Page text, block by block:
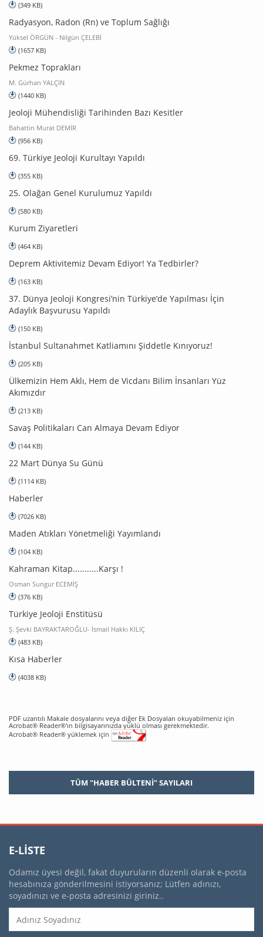
(349 KB)
Radyasyon, Radon (Rn) ve Toplum Sağlığı
Yüksel ÖRGÜN - Nilgün ÇELEBİ
(1657 KB)
Pekmez Toprakları
M. Gürhan YALÇIN
(1440 KB)
Jeoloji Mühendisliği Tarihinden Bazı Kesitler
Bahattin Murat DEMİR
(956 KB)
69. Türkiye Jeoloji Kurultayı Yapıldı
(355 KB)
25. Olağan Genel Kurulumuz Yapıldı
(580 KB)
Kurum Ziyaretleri
(464 KB)
Deprem Aktivitemiz Devam Ediyor! Ya Tedbirler?
(163 KB)
37. Dünya Jeoloji Kongresi’nin Türkiye’de Yapılması İçin
Adaylık Başvurusu Yapıldı
(150 KB)
İstanbul Sultanahmet Katliamını Şiddetle Kınıyoruz!
(205 KB)
Ülkemizin Hem Aklı, Hem de Vicdanı Bilim İnsanları Yüz
Akımızdır
(213 KB)
Savaş Politikaları Can Almaya Devam Ediyor
(144 KB)
22 Mart Dünya Su Günü
(1114 KB)
Haberler
(7026 KB)
Maden Atıkları Yönetmeliği Yayımlandı
(104 KB)
Kahraman Kitap...........Karşı !
Osman Sungur ECEMİŞ
(376 KB)
Türkiye Jeoloji Enstitüsü
Ş. Şevki BAYRAKTAROĞLU- İsmail Hakkı KILIÇ
(483 KB)
Kısa Haberler
(4038 KB)
PDF uzantılı Makale dosyalarını veya diğer Ek Dosyaları okuyabilmeniz için
Acrobat® Reader®'ın bilgisayarınızda yüklü olması gerekmektedir.
Acrobat® Reader® yüklemek için
TÜM "HABER BÜLTENI" SAYILARI
E-LISTE
Odamız üyesi değil, fakat duyuruların düzenli olarak e-posta
hesabınıza gönderilmesini istiyorsanız; Lütfen adınızı,
soyadınızı ve e-posta adresinizi giriniz..